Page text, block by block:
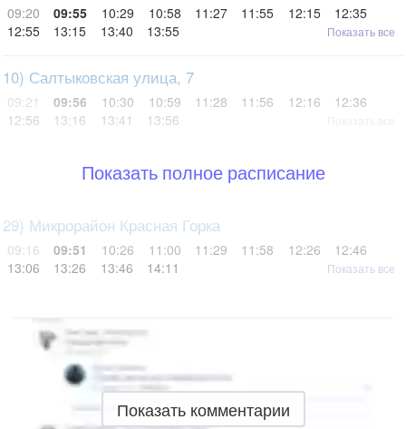
09:20 09:55 10:29 10:58 11:27 11:55 12:15
12:35
12:55
13:15 13:40 13:55 Показать все
10) Салтыковская улица, 7
09:21 09:56 10:30 10:59 11:28 11:56 12:16
12:36
12:56
13:16 13:41 13:56
Показать полное расписание
29) Микрорайон Красная Горка
09:16 09:51 10:26 11:00 11:29 11:58 12:26
12:46
13:06
13:26 13:46 14:11 Показать все
Показать комментарии